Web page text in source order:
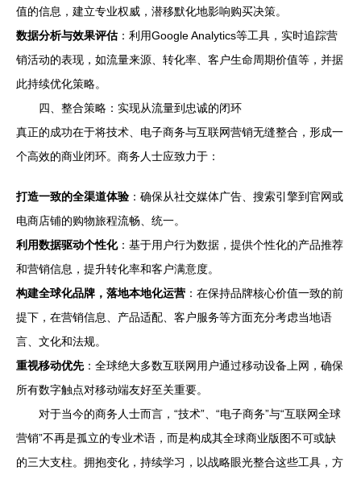
值的信息，建立专业权威，潜移默化地影响购买决策。
数据分析与效果评估：利用Google Analytics等工具，实时追踪营
销活动的表现，如流量来源、转化率、客户生命周期价值等，并据
此持续优化策略。
四、整合策略：实现从流量到忠诚的闭环
真正的成功在于将技术、电子商务与互联网营销无缝整合，形成一
个高效的商业闭环。商务人士应致力于：
打造一致的全渠道体验 ：确保从社交媒体广告、搜索引擎到官网或
电商店铺的购物旅程流畅、统一。
利用数据驱动个性化：基于用户行为数据，提供个性化的产品推荐
和营销信息，提升转化率和客户满意度。
构建全球化品牌，落地本地化运营 ：在保持品牌核心价值一致的前
提下，在营销信息、产品适配、客户服务等方面充分考虑当地语
言、文化和法规。
重视移动优先：全球绝大多数互联网用户通过移动设备上网，确保
所有数字触点对移动端友好至关重要。
对于当今的商务人士而言，“技术”、“电子商务”与“互联网全球
营销”不再是孤立的专业术语，而是构成其全球商业版图不可或缺
的三大支柱。拥抱变化，持续学习，以战略眼光整合这些工具，方